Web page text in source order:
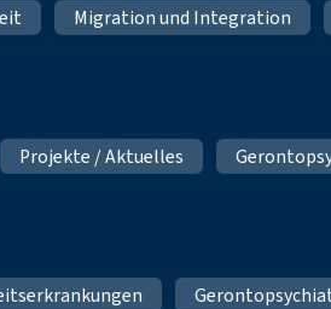
Migration und Integration
Projekte / Aktuelles